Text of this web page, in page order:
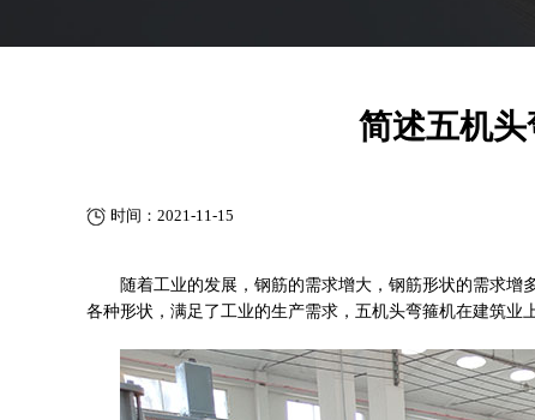
简述五机
时间：2021-11-15
随着工业的发展，钢筋的需求增大，钢筋形状的需求增
各种形状，满足了工业的生产需求，五机头弯箍机在建筑业